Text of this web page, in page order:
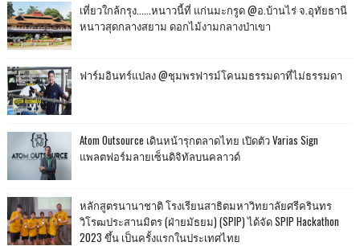
เที่ยวใกล้กรุง......หนาวนี้ที่ แก่นมะกรูด @อ.บ้านไร่ จ.อุทัยธานี
หนาวสุดกลางสยาม ดอกไม้งามกลางป่าเขา
ฟาร์มอินทร์แปลง @ชุมพรฟารม์โคนมธรรมดาที่ไม่ธรรมดา
Atom Outsource เดินหน้ารุกตลาดไทย เปิดตัว Varias Sign
แพลตฟอร์มลายเซ็นดิจิทัลบนคลาวด์
หลักสูตรนานาชาติ โรงเรียนสาธิตมหาวิทยาลัยศรีครินทร
วิโรฒประสานมิตร (ฝ่ายมัธยม) (SPIP) ได้จัด SPIP Hackathon
2023 ขึ้น เป็นครั้งแรกในประเทศไทย